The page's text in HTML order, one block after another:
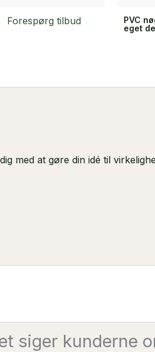
Forespørg tilbud
PVC
eget
med at gøre din idé til
siger kunderne